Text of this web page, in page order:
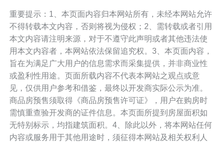
重要提示：1、本页面内容归本网站所有，未经本网站允许
不得转载本文内容，否则将视为侵权；2、需转载或者引用
本文内容请注明来源，对于不遵守此声明或者其他违法使
用本文内容者，本网站依法保留追究权。3、本页面内容，
旨在为满足广大用户的信息需求而采集提供，并非商业性
或盈利性用途。页面所载内容不代表本网站之观点或意
见，仅供用户参考和借鉴，最终以开发商实际公示为准。
商品房预售须取得《商品房预售许可证》，用户在购房时
需慎重查验开发商的证件信息。本页面所提到房屋面积如
无特别标示，均指建筑面积。4、除此以外，将本网站任何
内容或服务用于其他用途时，须征得本网站及相关权利人